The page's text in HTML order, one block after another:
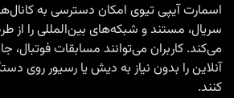
اسمارت آیپی تیوی امکان دسترسی به
سریال، مستند و شبکه‌های بین‌المللی را از
می‌کند. کاربران می‌توانند مسابقات فوتبال،
آنلاین را بدون نیاز به دیش یا رسیور روی
کنند.